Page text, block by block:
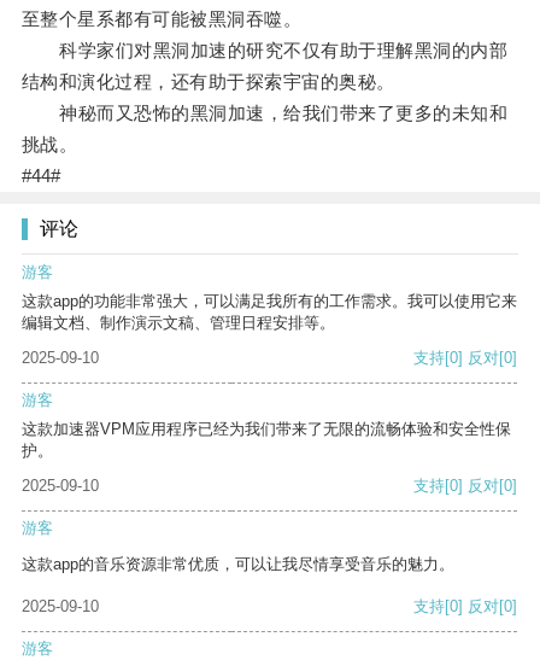
至整个星系都有可能被黑洞吞噬。
科学家们对黑洞加速的研究不仅有助于理解黑洞的内部
结构和演化过程，还有助于探索宇宙的奥秘。
神秘而又恐怖的黑洞加速，给我们带来了更多的未知和
挑战。
#44#
评论
游客
这款app的功能非常强大，可以满足我所有的工作需求。我可以使用它来
编辑文档、制作演示文稿、管理日程安排等。
2025-09-10
支持[0] 反对[0]
游客
这款加速器VPM应用程序已经为我们带来了无限的流畅体验和安全性保
护。
2025-09-10
支持[0] 反对[0]
游客
这款app的音乐资源非常优质，可以让我尽情享受音乐的魅力。
2025-09-10 支持[0] 反对[0]
游客